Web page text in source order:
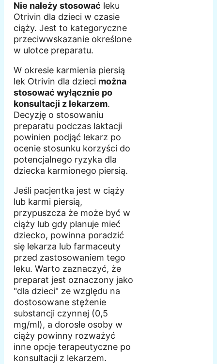
Nie należy stosować leku
Otrivin dla dzieci w czasie
ciąży. Jest to kategoryczne
przeciwwskazanie określone
w ulotce preparatu.
W okresie karmienia piersią
lek Otrivin dla dzieci można
stosować wyłącznie po
konsultacji z lekarzem.
Decyzję o stosowaniu
preparatu podczas laktacji
powinien podjąć lekarz po
ocenie stosunku korzyści do
potencjalnego ryzyka dla
dziecka karmionego piersią.
Jeśli pacjentka jest w ciąży
lub karmi piersią,
przypuszcza że może być w
ciąży lub gdy planuje mieć
dziecko, powinna poradzić
się lekarza lub farmaceuty
przed zastosowaniem tego
leku. Warto zaznaczyć, że
preparat jest oznaczony jako
"dla dzieci" ze względu na
dostosowane stężenie
substancji czynnej (0,5
mg/ml), a dorosłe osoby w
ciąży powinny rozważyć
inne opcje terapeutyczne po
konsultacji z lekarzem.